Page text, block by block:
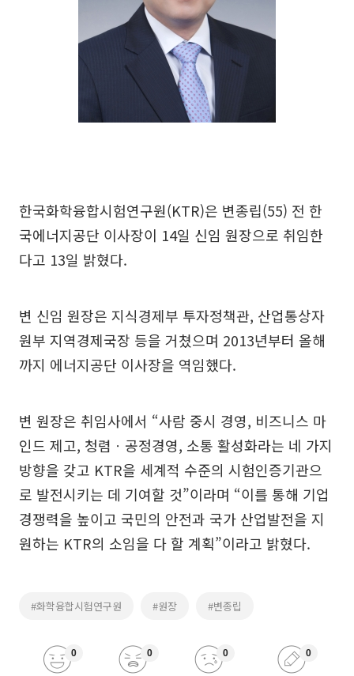
한국화학융합시험연구원(KTR)은 변종립(55) 전 한
국에너지공단 이사장이 14일 신임 원장으로 취임한
다고 13일 밝혔다.
변 신임 원장은 지식경제부 투자정책관, 산업통상자
원부 지역경제국장 등을 거쳤으며 2013년부터 올해
까지 에너지공단 이사장을 역임했다.
변 원장은 취임사에서 “사람 중시 경영, 비즈니스 마
인드 제고, 청렴ㆍ공정경영, 소통 활성화라는 네 가지
방향을 갖고 KTR을 세계적 수준의 시험인증기관으
로 발전시키는 데 기여할 것”이라며 “이를 통해 기업
경쟁력을 높이고 국민의 안전과 국가 산업발전을 지
원하는 KTR의 소임을 다 할 계획”이라고 밝혔다.
#화학융합시험연구원 #원장 #변종립
0 0 0 0